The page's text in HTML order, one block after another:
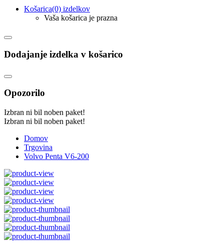
Košarica(0) izdelkov
Vaša košarica je prazna
Dodajanje izdelka v košarico
Opozorilo
Izbran ni bil noben paket!
Izbran ni bil noben paket!
Domov
Trgovina
Volvo Penta V6-200